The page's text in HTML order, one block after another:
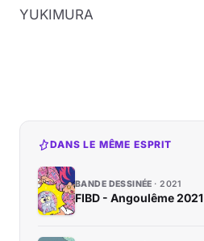
YUKIMURA
DANS LE MÊME ESPRIT
BANDE DESSINÉE 2021
FIBD - Angoulême 2021